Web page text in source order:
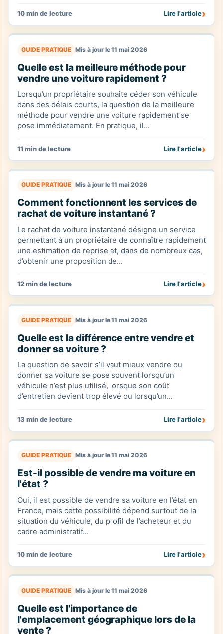
10 min de lecture Lire l'article›
GUIDE PRATIQUE Mis à jour le 11 mai 2026
Quelle est la meilleure méthode pour
vendre une voiture rapidement ?
Lorsqu’un propriétaire souhaite céder son véhicule
dans des délais courts, la question de la meilleure
méthode pour vendre une voiture rapidement se
pose immédiatement. En pratique, il...
11 min de lecture Lire l'article›
GUIDE PRATIQUE Mis à jour le 11 mai 2026
Comment fonctionnent les services de
rachat de voiture instantané ?
Le rachat de voiture instantané désigne un service
permettant à un propriétaire de connaître rapidement
une estimation de reprise et, dans de nombreux cas,
d’obtenir une proposition de...
12 min de lecture Lire l'article›
GUIDE PRATIQUE Mis à jour le 11 mai 2026
Quelle est la différence entre vendre et
donner sa voiture ?
La question de savoir s’il vaut mieux vendre ou
donner sa voiture se pose souvent lorsqu’un
véhicule n’est plus utilisé, lorsque son coût
d’entretien devient trop élevé ou lorsqu’un...
13 min de lecture Lire l'article›
GUIDE PRATIQUE Mis à jour le 11 mai 2026
Est-il possible de vendre ma voiture en
l'état ?
Oui, il est possible de vendre sa voiture en l’état en
France, mais cette possibilité dépend surtout de la
situation du véhicule, du profil de l’acheteur et du
cadre administratif...
10 min de lecture Lire l'article›
GUIDE PRATIQUE Mis à jour le 11 mai 2026
Quelle est l'importance de
l'emplacement géographique lors de la
vente ?